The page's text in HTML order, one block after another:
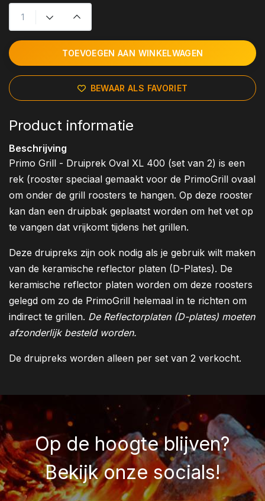
TOEVOEGEN AAN WINKELWAGEN
BEWAAR ALS FAVORIET
Product informatie
Beschrijving
Primo Grill - Druiprek Oval XL 400 (set van 2) is een
rek (rooster speciaal gemaakt voor de PrimoGrill ovaal
om onder de grill roosters te hangen. Op deze rooster
kan dan een druipbak geplaatst worden om het vet op
te vangen dat vrijkomt tijdens het grillen.
Deze druipreks zijn ook nodig als je gebruik wilt maken
van de keramische reflector platen (D-Plates). De
keramische reflector platen worden om deze roosters
gelegd om zo de PrimoGrill helemaal in te richten om
indirect te grillen. De Reflectorplaten (D-plates) moeten
afzonderlijk besteldworden.
De druipreks worden alleen per set van 2 verkocht.
Op de hoogte blijven?
Bekijk onze socials!